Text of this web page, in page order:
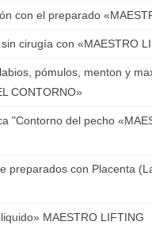
con el preparado
cirugía con «MAESTRO
pómulos, menton y
CONTORNO»
"Contorno del pecho
preparados con Placenta
MAESTRO LIFTING